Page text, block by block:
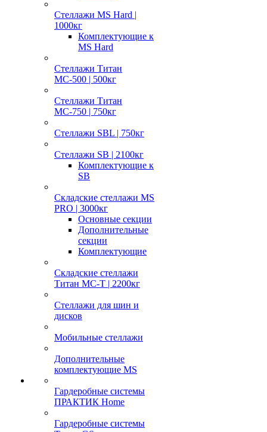
Стеллажи MS Hard |
1000кг
Комплектующие к
MS Hard
Стеллажи Титан
МС-500 | 500кг
Стеллажи Титан
МС-750 | 750кг
Стеллажи SBL | 750кг
Стеллажи SB | 2100кг
Комплектующие к
SB
Складские стеллажи MS
PRO | 3000кг
Основные секции
Дополнительные
секции
Комплектующие
Складские стеллажи
Титан МС-Т | 2200кг
Стеллажи для шин и
дисков
Мобильные стеллажи
Дополнительные
комплектующие MS
Гардеробные системы
ПРАКТИК Home
Гардеробные системы